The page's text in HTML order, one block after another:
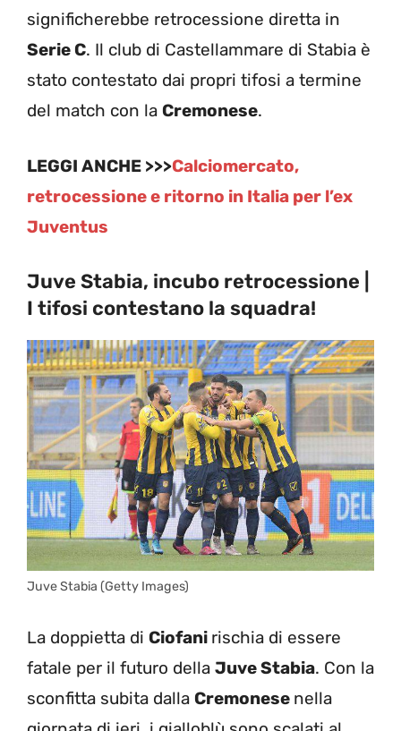
significherebbe retrocessione diretta in
Serie C. Il club di Castellammare di Stabia è
stato contestato dai propri tifosi a termine
del match con la Cremonese.
LEGGI ANCHE >>>Calciomercato,
retrocessione e ritorno in Italia per l’ex
Juventus
Juve Stabia, incubo retrocessione |
I tifosi contestano la squadra!
Juve Stabia (Getty Images)
La doppietta di Ciofani rischia di essere
fatale per il futuro della Juve Stabia. Con la
sconfitta subita dalla Cremonese nella